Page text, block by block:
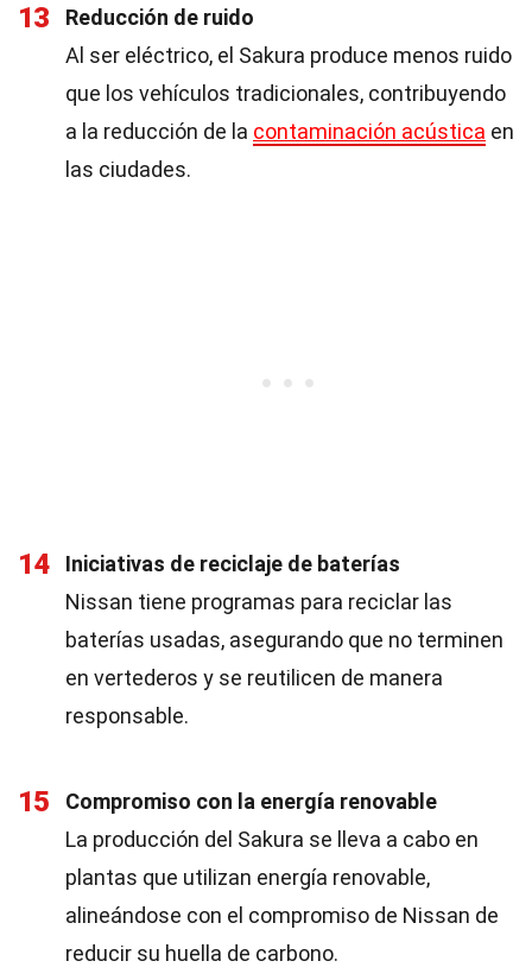
13
Reducción de ruido
Al ser eléctrico, el Sakura produce menos ruido
que los vehículos tradicionales, contribuyendo
a la reducción de la contaminación acústica en
las ciudades.
14
Iniciativas de reciclaje de baterías
Nissan tiene programas para reciclar las
baterías usadas, asegurando que no terminen
en vertederos y se reutilicen de manera
responsable.
15
Compromiso con la energía renovable
La producción del Sakura se lleva a cabo en
plantas que utilizan energía renovable,
alineándose con el compromiso de Nissan de
reducir su huella de carbono.